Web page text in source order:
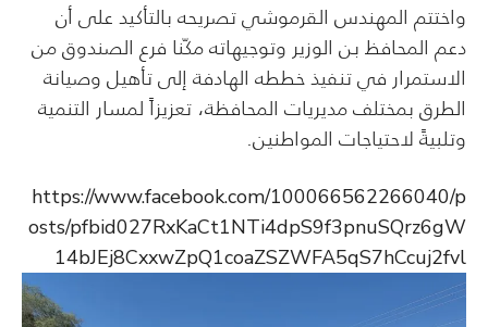
واختتم المهندس القرموشي تصريحه بالتأكيد على أن
دعم المحافظ بن الوزير وتوجيهاته مكّنا فرع الصندوق من
الاستمرار في تنفيذ خططه الهادفة إلى تأهيل وصيانة
الطرق بمختلف مديريات المحافظة، تعزيزاً لمسار التنمية
وتلبيةً لاحتياجات المواطنين.
https://www.facebook.com/100066562266040/p
osts/pfbid027RxKaCt1NTi4dpS9f3pnuSQrz6gW
14bJEj8CxxwZpQ1coaZSZWFA5qS7hCcuj2fvl